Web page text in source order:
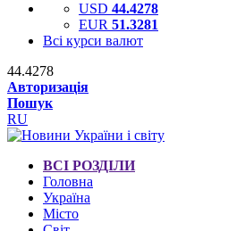
USD 44.4278
EUR 51.3281
Всі курси валют
44.4278
Авторизація
Пошук
RU
ВСІ РОЗДІЛИ
Головна
Україна
Місто